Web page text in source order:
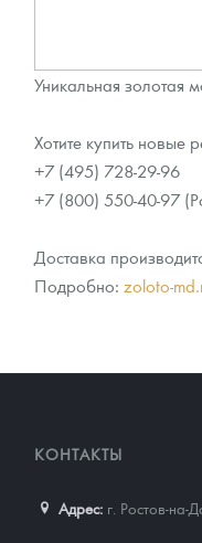
Уникальная золотая
Хотите купить новые
+7 (495) 728-29-96
+7 (800) 550-40-97
Доставка
Подробно: zoloto-
КОНТАКТЫ
Адрес: г. Ростов-на-